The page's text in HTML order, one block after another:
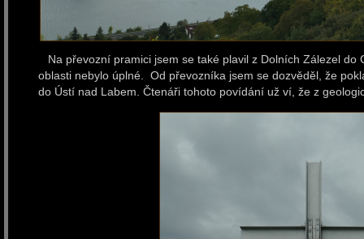
Na převozní pramici jsem se také plavil z Dolních Zálezel do
oblasti nebylo úplné. Od převozníka jsem se dozvěděl, že
do Ústí nad Labem. Čtenáři tohoto povídání už ví, že z